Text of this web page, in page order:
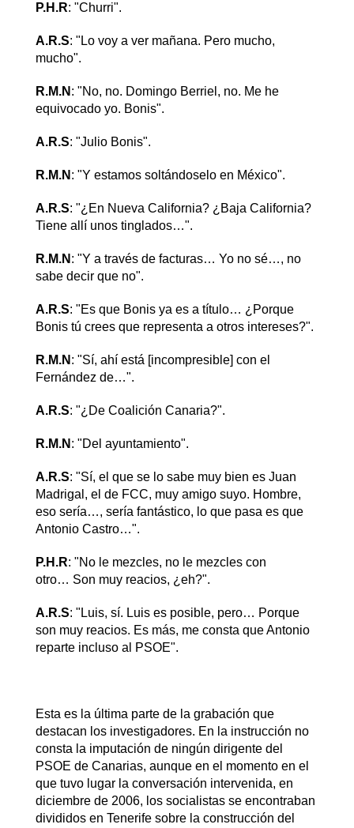
P.H.R: "Churri".
A.R.S: "Lo voy a ver mañana. Pero mucho,
mucho".
R.M.N : "No, no. Domingo Berriel, no. Me he
equivocado yo. Bonis".
A.R.S: "Julio Bonis".
R.M.N : "Y estamos soltándoselo en México".
A.R.S: "¿En Nueva California? ¿Baja California?
Tiene allí unos tinglados…".
R.M.N : "Y a través de facturas… Yo no sé…, no
sabe decir que no".
A.R.S: "Es que Bonis ya es a título… ¿Porque
Bonis tú crees que representa a otros intereses?".
R.M.N : "Sí, ahí está [incompresible] con el
Fernández de…".
A.R.S: "¿De Coalición Canaria?".
R.M.N : "Del ayuntamiento".
A.R.S: "Sí, el que se lo sabe muy bien es Juan
Madrigal, el de FCC, muy amigo suyo. Hombre,
eso sería…, sería fantástico, lo que pasa es que
Antonio Castro…".
P.H.R: "No le mezcles, no le mezcles con
otro… Son muy reacios, ¿eh?".
A.R.S: "Luis, sí. Luis es posible, pero… Porque
son muy reacios. Es más, me consta que Antonio
reparte incluso al PSOE".
Esta es la última parte de la grabación que
destacan los investigadores. En la instrucción no
consta la imputación de ningún dirigente del
PSOE de Canarias, aunque en el momento en el
que tuvo lugar la conversación intervenida, en
diciembre de 2006, los socialistas se encontraban
divididos en Tenerife sobre la construcción del